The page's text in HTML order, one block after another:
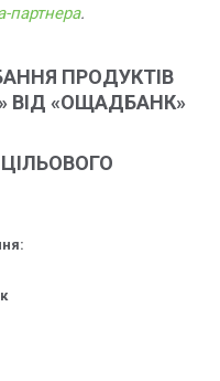
партнера.
ПРОДУКТІВ
ВІД «ОЩАДБАНК»